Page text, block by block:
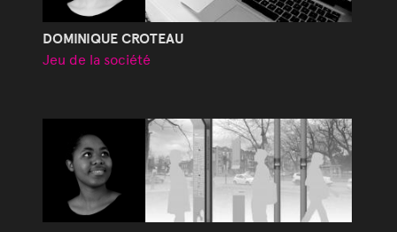
DOMINIQUE CROTEAU
Jeu de la société